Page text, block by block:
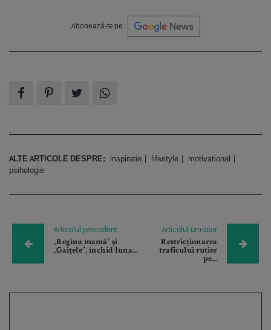
Abonează-te pe
ALTE ARTICOLE DESPRE: inspiratie lifestyle
motivational
psihologie
Articolul precedent
„Regina mamă” și
„Gaițele”, închid luna...
Articolul urmator
Restricționarea
traficului rutier
pe...